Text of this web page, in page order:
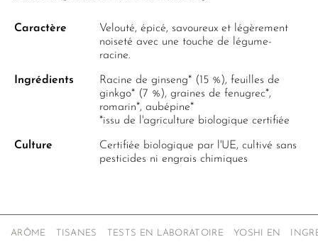
Caractère
Velouté, épicé, savoureux et légèrement
noiseté avec une touche de légume-
racine.
Ingrédients
Racine de ginseng* (15 %), feuilles de
ginkgo* (7 %), graines de fenugrec*,
romarin*, aubépine*
*issu de l'agriculture biologique certifiée
Culture
Certifiée biologique par l'UE, cultivé sans
pesticides ni engrais chimiques
ARÔME TISANES TESTS EN LABORATOIRE YOSHI EN